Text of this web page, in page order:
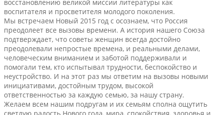
восстановлению великой миссии литературы как
воспитателя и просветителя молодого поколения.
Мы встречаем Новый 2015 год с осознаем, что Россия
преодолеет все вызовы времени. А история нашего Союза
подтверждает, что советы женщин всегда достойно
преодолевали непростые времена, и реальными делами,
человеческим вниманием и заботой поддерживали и
помогали тем, кто испытывал трудности, беспокойство и
неустройство. И на этот раз мы ответим на вызовы новыми
инициативами, достойным трудом, высокой
ответственностью за каждую семью, за нашу страну.
Желаем всем нашим подругам и их семьям сполна ощутить